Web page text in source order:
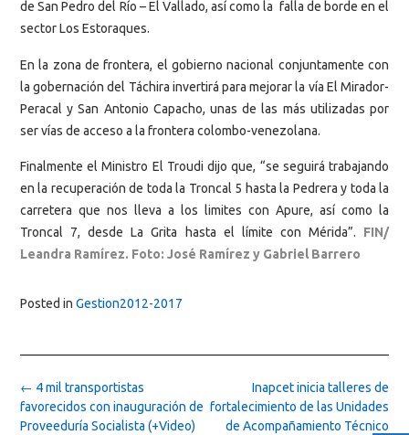
de San Pedro del Río – El Vallado, así como la falla de borde en el
sector Los Estoraques.
En la zona de frontera, el gobierno nacional conjuntamente con
la gobernación del Táchira invertirá para mejorar la vía El Mirador-
Peracal y San Antonio Capacho, unas de las más utilizadas por
ser vías de acceso a la frontera colombo-venezolana.
Finalmente el Ministro El Troudi dijo que, “se seguirá trabajando
en la recuperación de toda la Troncal 5 hasta la Pedrera y toda la
carretera que nos lleva a los limites con Apure, así como la
Troncal 7, desde La Grita hasta el límite con Mérida”.
FIN/
Leandra Ramírez. Foto: José Ramírez y Gabriel Barrero
Posted in Gestion2012-2017
Post
navigation
Inapcet inicia talleres de
fortalecimiento de las Unidades
de Acompañamiento Técnico
← 4 mil transportistas
favorecidos con inauguración de
Proveeduría Socialista (+Video)